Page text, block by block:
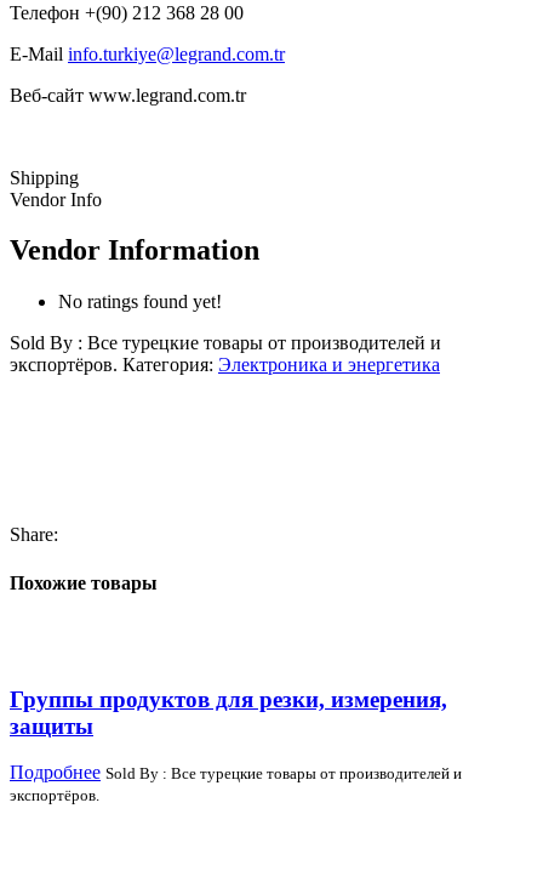
Телефон +(90) 212 368 28 00
E-Mail info.turkiye@legrand.com.tr
Веб-сайт www.legrand.com.tr
Shipping
Vendor Info
Vendor Information
No ratings found yet!
Sold By : Все турецкие товары от производителей и
экспортёров. Категория: Электроника и энергетика
Share:
Похожие товары
Группы продуктов для резки, измерения,
защиты
Подробнее Sold By : Все турецкие товары от производителей и
экспортёров.